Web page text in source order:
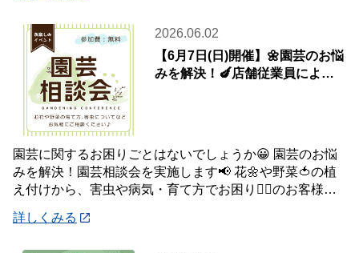
2026.06.02
【6月7日(日)開催】🌼園芸のお悩
みを解決！🍆店舗従業員による
園芸に関するお困りごとはないでしょうか😀 園芸のお悩
みを解決！園芸相談会を実施します📢 花🌼や野菜🍅の植
え付けから、害虫や病気・育て方でお困り😮‍💨のお客様の
詳しくみる